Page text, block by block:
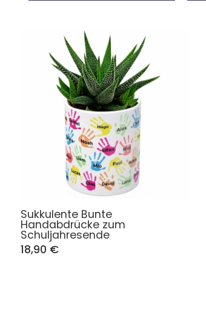
Sukkulente Bunte
Handabdrücke zum
Schuljahresende
18,90 €